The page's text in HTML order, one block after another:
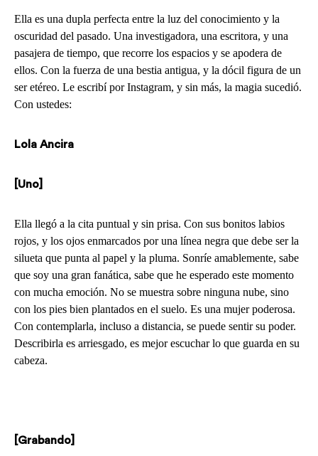
Ella es una dupla perfecta entre la luz del conocimiento y la
oscuridad del pasado. Una investigadora, una escritora, y una
pasajera de tiempo, que recorre los espacios y se apodera de
ellos. Con la fuerza de una bestia antigua, y la dócil figura de un
ser etéreo. Le escribí por Instagram, y sin más, la magia sucedió.
Con ustedes:
Lola Ancira
[Uno]
Ella llegó a la cita puntual y sin prisa. Con sus bonitos labios
rojos, y los ojos enmarcados por una línea negra que debe ser la
silueta que punta al papel y la pluma. Sonríe amablemente, sabe
que soy una gran fanática, sabe que he esperado este momento
con mucha emoción. No se muestra sobre ninguna nube, sino
con los pies bien plantados en el suelo. Es una mujer poderosa.
Con contemplarla, incluso a distancia, se puede sentir su poder.
Describirla es arriesgado, es mejor escuchar lo que guarda en su
cabeza.
[Grabando]